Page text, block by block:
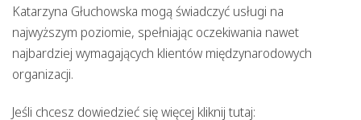
Katarzyna Głuchowska mogą świadczyć usługi na
najwyższym poziomie, spełniając oczekiwania nawet
najbardziej wymagających klientów międzynarodowych
organizacji.
Jeśli chcesz dowiedzieć się więcej kliknij tutaj: